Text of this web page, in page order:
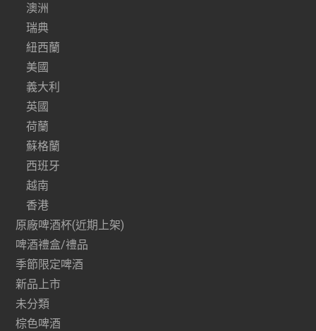
澳洲
瑞典
紐西蘭
美國
義大利
英國
荷蘭
蘇格蘭
西班牙
越南
香港
原廠啤酒杯(近期上架)
啤酒禮盒/禮品
季節限定啤酒
新品上市
未分類
棕色啤酒